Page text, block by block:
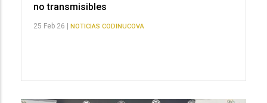
no transmisibles
25 Feb 26 | NOTICIAS CODINUCOVA